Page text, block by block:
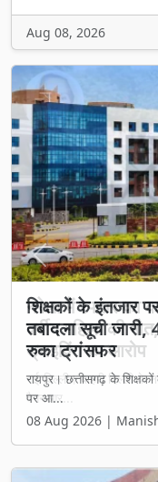
Aug 08, 2026
शिक्षकों के इंतजार
तबादला सूची
रुका ट्रांसफर
रायपुर। छत्तीसगढ़ के
पर आ...
08 Aug 2026 |
Previous